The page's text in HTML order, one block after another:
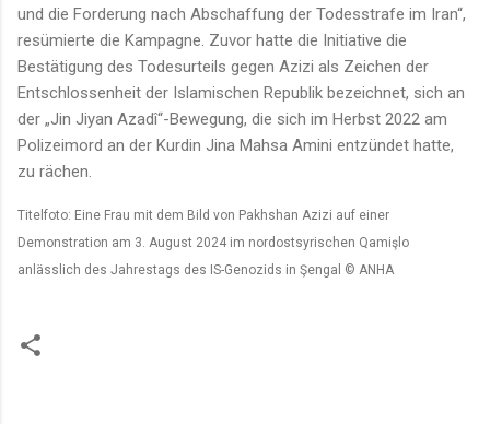
und die Forderung nach Abschaffung der Todesstrafe im Iran“,
resümierte die Kampagne. Zuvor hatte die Initiative die
Bestätigung des Todesurteils gegen Azizi als Zeichen der
Entschlossenheit der Islamischen Republik bezeichnet, sich an
der „Jin Jiyan Azadî“-Bewegung, die sich im Herbst 2022 am
Polizeimord an der Kurdin Jina Mahsa Amini entzündet hatte,
zu rächen.
Titelfoto: Eine Frau mit dem Bild von Pakhshan Azizi auf einer
Demonstration am 3. August 2024 im nordostsyrischen Qamişlo
anlässlich des Jahrestags des IS-Genozids in Şengal © ANHA